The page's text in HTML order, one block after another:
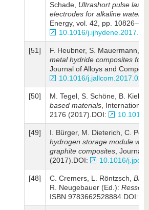
Schade, Ultrashort pulse
electrodes for alkaline water
Energy, vol. 42, pp.
10.1016/
[51]
F. Heubner, S. Mauermann,
metal hydride composites for
Journal of Alloys and
10.1016/
[50]
M. Tegel, S. Schöne, B.
based materials ,
2176 (2017).DOI:
10.1016/
[49]
I. Bürger, M. Dieterich, C.
hydrogen storage module
graphite composites , Journal
(2017).DOI:
10.1016/
[48] C. Cremers, L. Röntzsch,
R. Neugebauer (Ed.):
ISBN 9783662528884.DOI: